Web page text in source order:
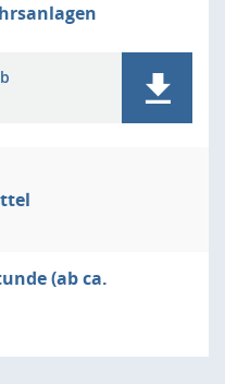
(ab ca.